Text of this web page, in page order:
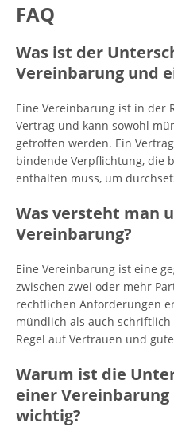
FAQ
Was ist der
Vereinbarung und
Eine Vereinbarung ist in der
Vertrag und kann sowohl
getroffen werden. Ein
bindende Verpflichtung, die
enthalten muss, um
Was versteht man
Vereinbarung?
Eine Vereinbarung ist eine
zwischen zwei oder mehr
rechtlichen Anforderungen
mündlich als auch
Regel auf Vertrauen und
Warum ist die
einer
wichtig?